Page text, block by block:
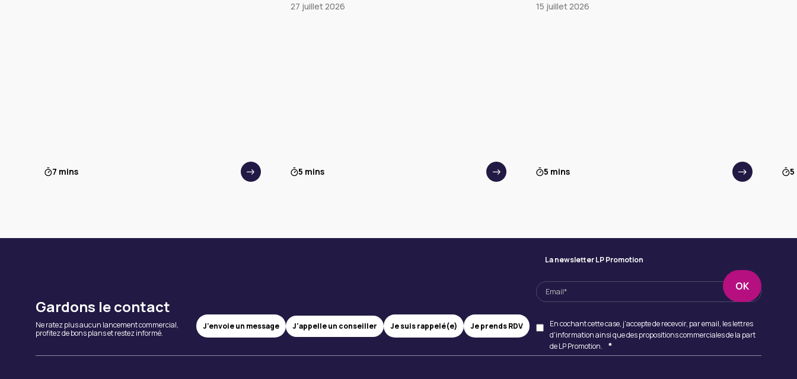
7 mins
27 juillet 2026
5 mins
15 juillet 2026
5 mins 5
Gardons le contact
Ne ratez plus aucun lancement commercial,
profitez de bons plans et restez informé.
J'envoie un message J'appelle un conseiller Je suis rappelé(e) Je prends RDV
La newsletter LP Promotion
En cochant cette case, j'accepte de recevoir, par email, les lettres
d'information ainsi que des propositions commerciales de la part
de LP Promotion.
*